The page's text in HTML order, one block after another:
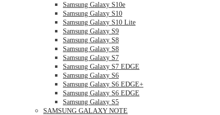
Samsung Galaxy S10e
Samsung Galaxy S10
Samsung Galaxy S10 Lite
Samsung Galaxy S9
Samsung Galaxy S8
Samsung Galaxy S8
Samsung Galaxy S7
Samsung Galaxy S7 EDGE
Samsung Galaxy S6
Samsung Galaxy S6 EDGE+
Samsung Galaxy S6 EDGE
Samsung Galaxy S5
SAMSUNG GALAXY NOTE